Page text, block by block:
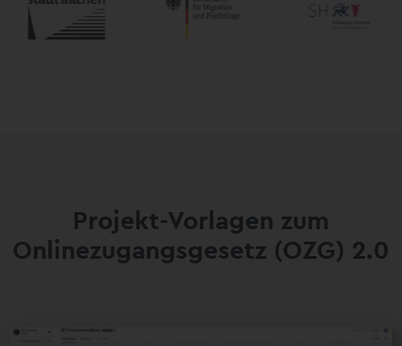
Projekt-Vorlagen zum
Onlinezugangsgesetz (OZG) 2.0